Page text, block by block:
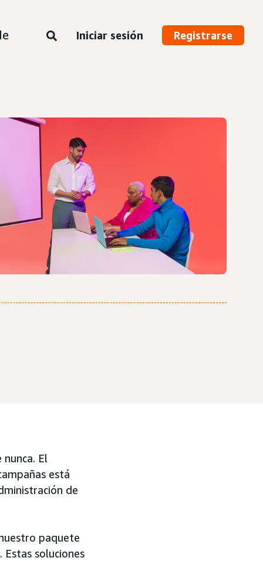
Iniciar sesión Registrarse
El
está
de
paquete
soluciones